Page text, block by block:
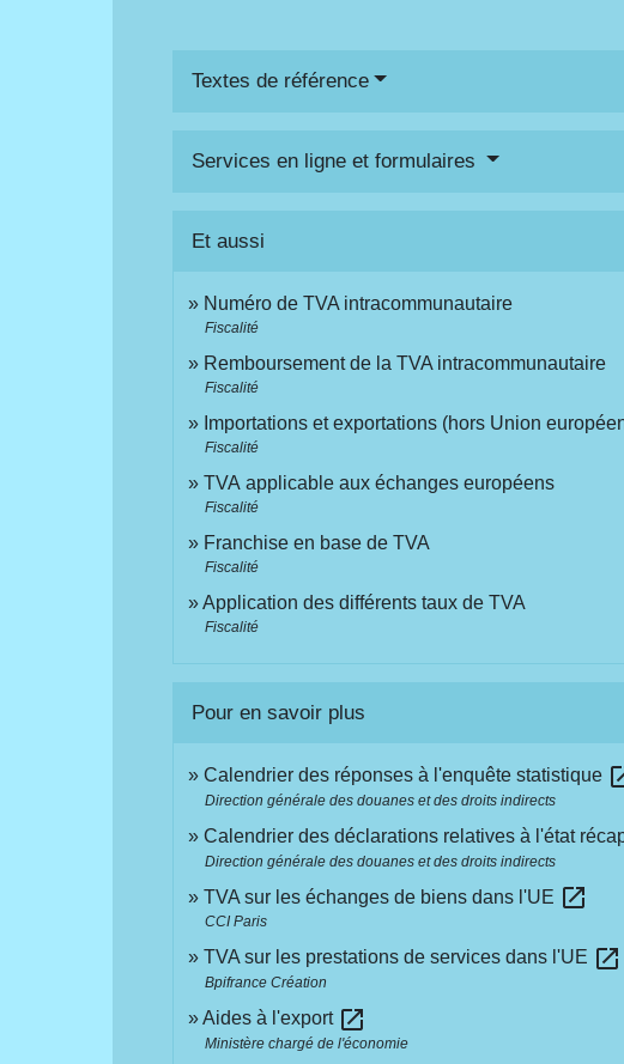
Textes de référence
Services en ligne et formulaires
Et aussi
Numéro de TVA intracommunautaire
Fiscalité
Remboursement de la TVA intracommunautaire
Fiscalité
Importations et exportations (hors Union
Fiscalité
TVA applicable aux échanges européens
Fiscalité
Franchise en base de TVA
Fiscalité
Application des différents taux de TVA
Fiscalité
Pour en savoir plus
Calendrier des réponses à l'enquête statistique
Direction générale des douanes et des droits indirects
Calendrier des déclarations relatives à l'état
Direction générale des douanes et des droits indirects
TVA sur les échanges de biens dans l'UE open_in_new
CCI Paris
TVA sur les prestations de services dans l'UE open_in_new
Bpifrance Création
Aides à l'export open_in_new
Ministère chargé de l'économie